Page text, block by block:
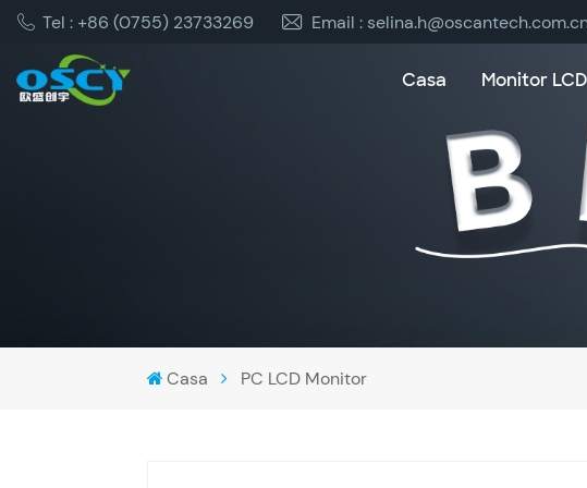
Tel : +86 (0755) 23733269 Email :
Casa Monitor LCD
Casa PC LCD Monitor